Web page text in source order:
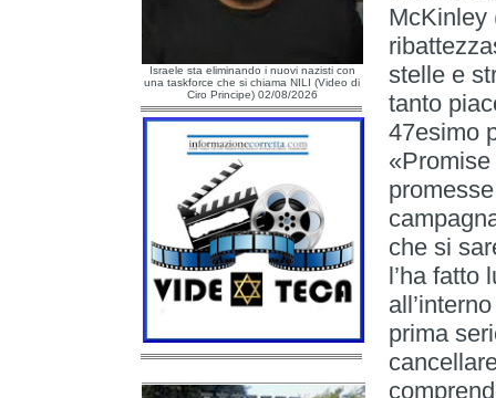
Israele sta eliminando i nuovi nazisti con
una taskforce che si chiama NILI (Video di
Ciro Principe) 02/08/2026
McKinley
stelle e
tanto
47esimo
che si
l’ha fatto
prima